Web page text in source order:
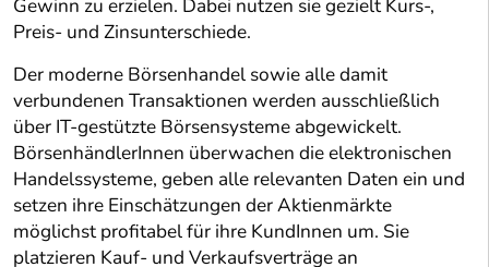
Gewinn zu erzielen. Dabei nutzen sie gezielt Kurs-,
Preis- und Zinsunterschiede.
Der moderne Börsenhandel sowie alle damit
verbundenen Transaktionen werden ausschließlich
über IT-gestützte Börsensysteme abgewickelt.
BörsenhändlerInnen überwachen die elektronischen
Handelssysteme, geben alle relevanten Daten ein und
setzen ihre Einschätzungen der Aktienmärkte
möglichst profitabel für ihre KundInnen um. Sie
platzieren Kauf- und Verkaufsverträge an